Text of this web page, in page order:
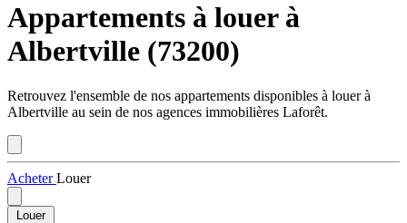
Appartements à louer à
Albertville (73200)
Retrouvez l'ensemble de nos appartements disponibles à louer à
Albertville au sein de nos agences immobilières Laforêt.
AcheterLouer
Louer